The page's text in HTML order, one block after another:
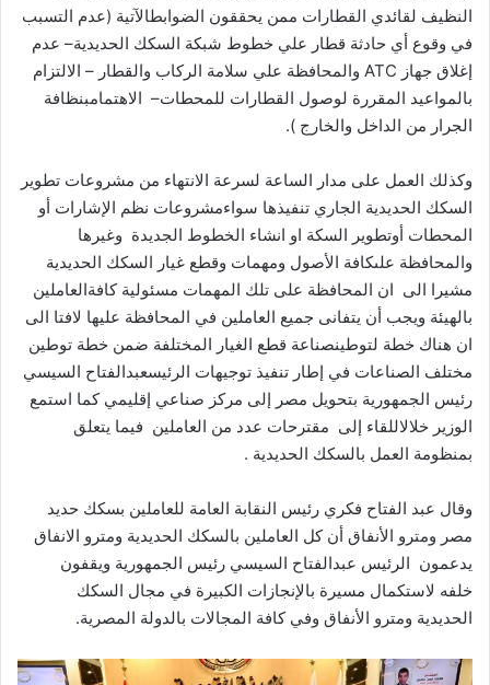
النظيف لقائدي القطارات ممن يحققون الضوابطالآتية (عدم التسبب
في وقوع أي حادثة قطار علي خطوط شبكة السكك الحديدية– عدم
إغلاق جهاز والمحافظة علي سلامة الركاب والقطار – الالتزام
بالمواعيد المقررة لوصول القطارات للمحطات– الاهتمامبنظافة
الجرار من الداخل والخارج )
.
وكذلك العمل على مدار الساعة لسرعة الانتهاء من مشروعات تطوير
السكك الحديدية الجاري تنفيذها سواءمشروعات نظم الإشارات أو
المحطات أوتطوير السكة او انشاء الخطوط الجديدة وغيرها
والمحافظة علىكافة الأصول ومهمات وقطع غيار السكك الحديدية
مشيرا الى ان المحافظة على تلك المهمات مسئولية كافةالعاملين
بالهيئة ويجب أن يتفانى جميع العاملين في المحافظة عليها لافتا الى
ان هناك خطة لتوطينصناعة قطع الغيار المختلفة ضمن خطة توطين
مختلف الصناعات في إطار تنفيذ توجيهات الرئيسعبدالفتاح السيسي
رئيس الجمهورية بتحويل مصر إلى مركز صناعي إقليمي كما استمع
الوزير خلالاللقاء إلى مقترحات عدد من العاملين فيما يتعلق
بمنظومة العمل بالسكك الحديدية .
وقال عبد الفتاح فكري رئيس النقابة العامة للعاملين بسكك حديد
مصر ومترو الأنفاق أن كل العاملين بالسكك الحديدية ومترو الانفاق
يدعمون الرئيس عبدالفتاح السيسي رئيس الجمهورية ويقفون
خلفه لاستكمال مسيرة بالإنجازات الكبيرة في مجال السكك
الحديدية ومترو الأنفاق وفي كافة المجالات بالدولة المصرية.